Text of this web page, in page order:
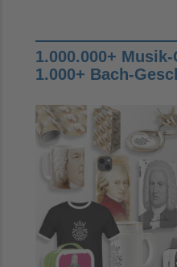
1.000.000+
1.000+ Bach-